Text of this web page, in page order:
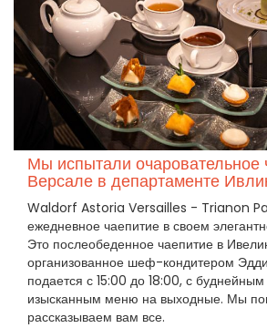
Мы испытали очаровательное
Версале в департаменте
Waldorf Astoria Versailles - Trianon
ежедневное чаепитие в своем
Это послеобеденное чаепитие в
организованное шеф-кондитером
подается с 15:00 до 18:00, с
изысканным меню на выходные. Мы
рассказываем вам все.